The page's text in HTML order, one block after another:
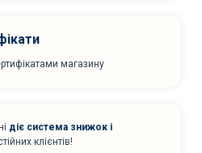
магазину
діє система знижок і
клієнтів!